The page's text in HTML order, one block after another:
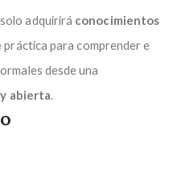
adquirirá conocimientos
práctica para comprender e
desde una
abierta.